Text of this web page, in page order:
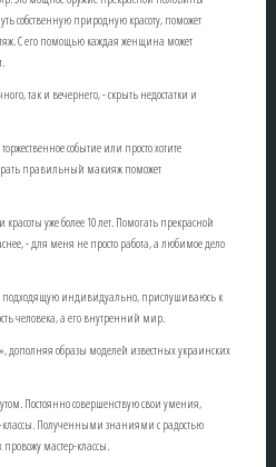
собственную природную красоту, поможет
С его помощью каждая женщина может
так и вечернего, - скрыть недостатки и
событие или просто хотите
правильный макияж поможет
уже более 10 лет. Помогать прекрасной
- для меня не просто работа, а любимое дело
подходящую индивидуально, прислушиваюсь к
человека, а его внутренний мир.
дополняя образы моделей известных украинских
Постоянно совершенствую свои умения,
Полученными знаниями с радостью
мастер-классы.